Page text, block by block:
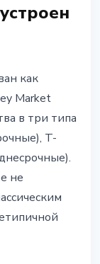
как
Market
в три типа
T-
не